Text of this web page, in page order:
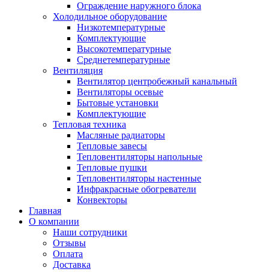
Ограждение наружного блока
Холодильное оборудование
Низкотемпературные
Комплектующие
Высокотемпературные
Среднетемпературные
Вентиляция
Вентилятор центробежный канальный
Вентиляторы осевые
Бытовые установки
Комплектующие
Тепловая техника
Масляные радиаторы
Тепловые завесы
Тепловентиляторы напольные
Тепловые пушки
Тепловентиляторы настенные
Инфракрасные обогреватели
Конвекторы
Главная
О компании
Наши сотрудники
Отзывы
Оплата
Доставка